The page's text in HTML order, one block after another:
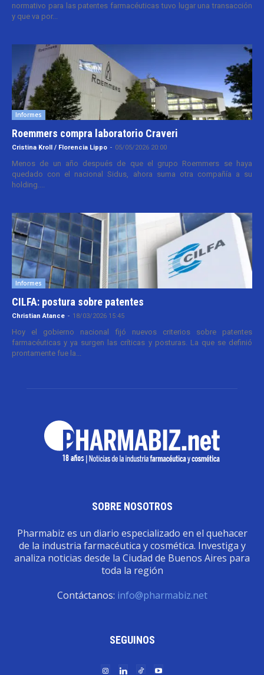
normativo para las patentes farmacéuticas tuvo lugar una transacción
y que va por...
Informes
Roemmers compra laboratorio Craveri
Cristina Kroll / Florencia Lippo - 05/05/2026 20:00
Menos de un año después de que el grupo Roemmers se haya
quedado con el nacional Sidus, ahora suma otra compañía a su
holding....
Informes
CILFA: postura sobre patentes
Christian Atance - 18/03/2026 15:45
Hoy el gobierno nacional fijó nuevos criterios sobre patentes
farmacéuticas y ya surgen las críticas y posturas. La que se definió
prontamente fue la...
SOBRE NOSOTROS
Pharmabiz es un diario especializado en el quehacer
de la industria farmacéutica y cosmética. Investiga y
analiza noticias desde la Ciudad de Buenos Aires para
toda la región
Contáctanos: info@pharmabiz.net
SEGUINOS